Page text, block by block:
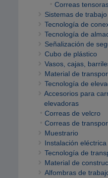
Correas
Sistemas de trabajo
Tecnología de
Tecnología de
Señalización de
Cubo de plástico
Vasos, cajas,
Material de
Tecnología de
Accesorios para
elevadoras
Correas de velcro
Correas de
Muestrario
Instalación eléctrica
Tecnología de
Material de
Alfombras de